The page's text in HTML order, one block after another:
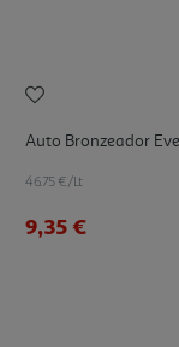
Auto Bronzeador
46.75 €/Lt
9,35 €